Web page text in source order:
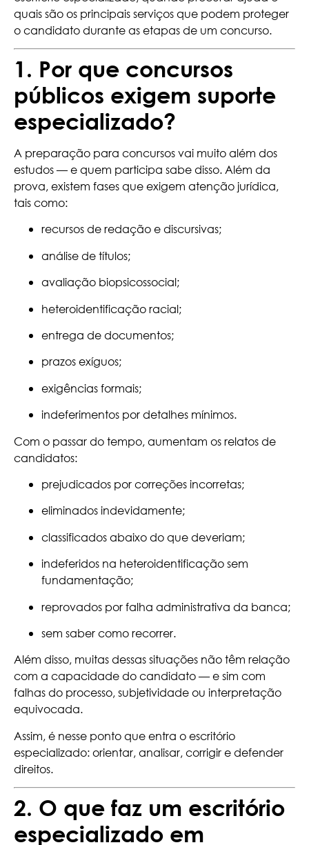
quais são os principais serviços que podem proteger
o candidato durante as etapas de um concurso.
1. Por que concursos
públicos exigem suporte
especializado?
A preparação para concursos vai muito além dos
estudos — e quem participa sabe disso. Além da
prova, existem fases que exigem atenção jurídica,
tais como:
recursos de redação e discursivas;
análise de títulos;
avaliação biopsicossocial;
heteroidentificação racial;
entrega de documentos;
prazos exíguos;
exigências formais;
indeferimentos por detalhes mínimos.
Com o passar do tempo, aumentam os relatos de
candidatos:
prejudicados por correções incorretas;
eliminados indevidamente;
classificados abaixo do que deveriam;
indeferidos na heteroidentificação sem
fundamentação;
reprovados por falha administrativa da banca;
sem saber como recorrer.
Além disso, muitas dessas situações não têm relação
com a capacidade do candidato — e sim com
falhas do processo, subjetividade ou interpretação
equivocada.
Assim, é nesse ponto que entra o escritório
especializado: orientar, analisar, corrigir e defender
direitos.
2. O que faz um escritório
especializado em